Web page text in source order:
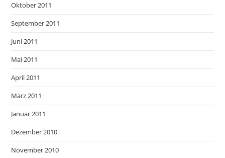
Oktober 2011
September 2011
Juni 2011
Mai 2011
April 2011
März 2011
Januar 2011
Dezember 2010
November 2010